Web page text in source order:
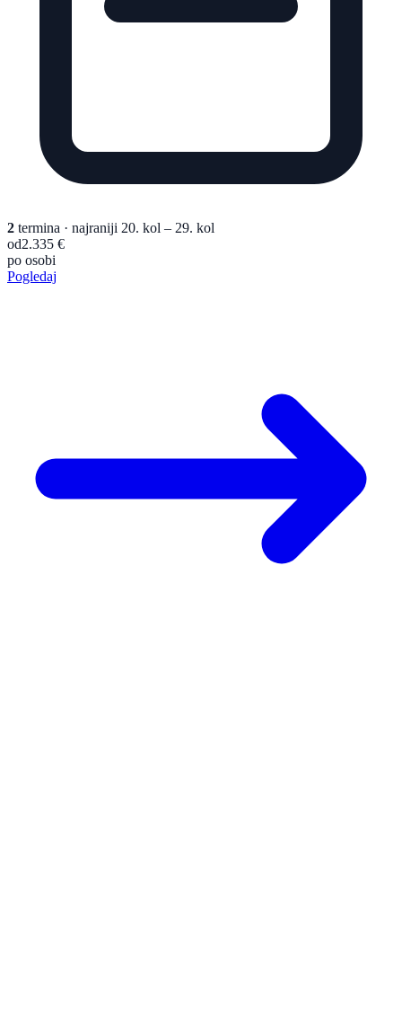
2 termina · najraniji 20. kol – 29. kol
od2.335 €
po osobi
Pogledaj